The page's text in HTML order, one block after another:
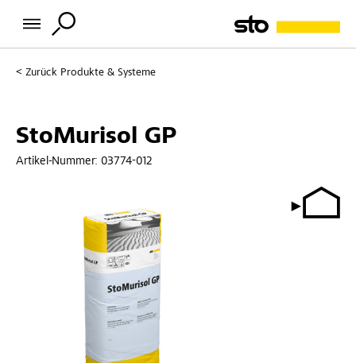
Zurück Produkte & Systeme
StoMurisol GP
Artikel-Nummer: 03774-012